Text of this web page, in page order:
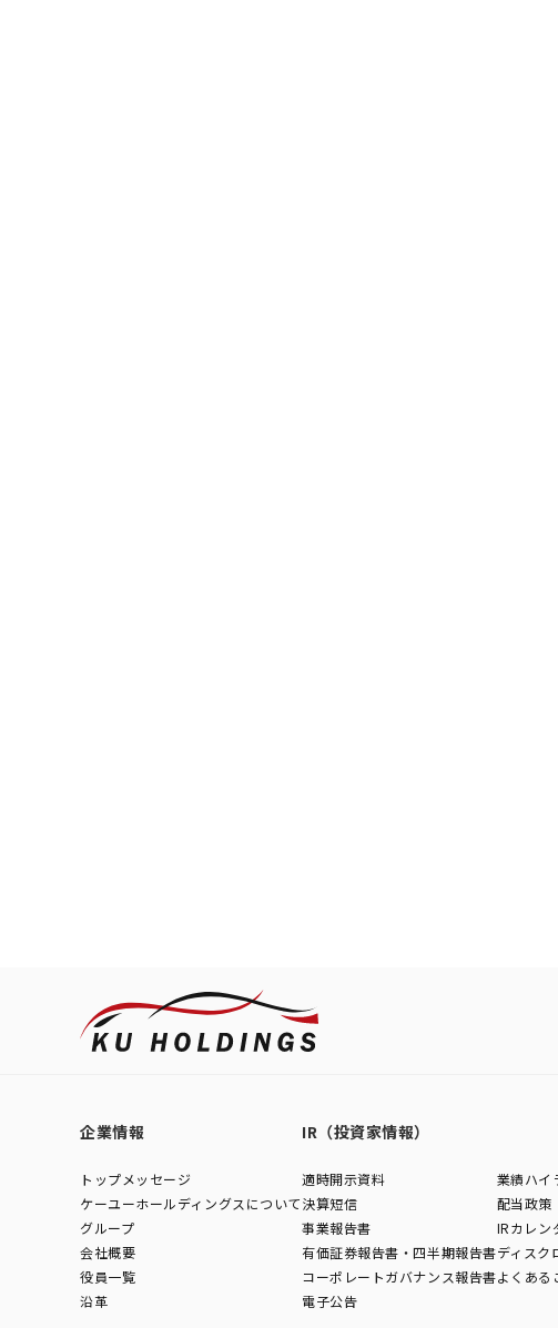
企業情報
トップメッセージ
ケーユーホールディングスについて
グループ
会社概要
役員一覧
沿革
IR（投資家情報）
適時開示資料
決算短信
事業報告書
有価証券報告書・四半期報告書
コーポレートガバナンス報告書
電子公告
業績ハイ
配当政策
IRカレン
ディスク
よくある